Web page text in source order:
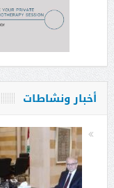
أخبار ونشاطات